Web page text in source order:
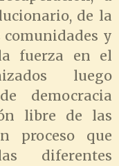
de la
y
fuerza en el
luego
democracia
libre de las
proceso que
diferentes